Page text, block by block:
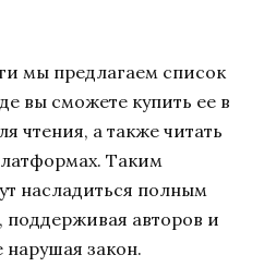
мы предлагаем список
вы сможете купить ее в
чтения, а также читать
Таким
насладиться полным
поддерживая авторов и
нарушая закон.